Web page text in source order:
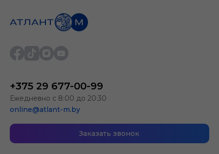
+375 29 677-00-99
Ежедневно с 8:00 до 20:30
online@atlant-m.by
Заказать звонок